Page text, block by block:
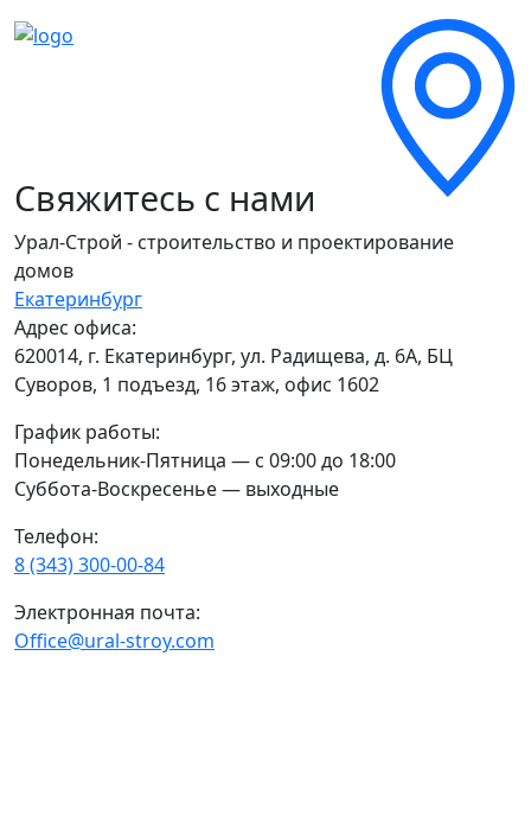
Свяжитесь с нами
Урал-Строй - строительство и проектирование
домов
Екатеринбург
Адрес офиса:
620014, г. Екатеринбург, ул. Радищева, д. 6А, БЦ
Суворов, 1 подъезд, 16 этаж, офис 1602
График работы:
Понедельник-Пятница — с 09:00 до 18:00
Суббота-Воскресенье — выходные
Телефон:
8 (343) 300-00-84
Электронная почта:
Office@ural-stroy.com